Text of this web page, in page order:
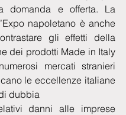
domanda e offerta. La
napoletano è anche
gli effetti della
dei prodotti Made in Italy
mercati stranieri
le eccellenze italiane
dubbia
danni alle imprese